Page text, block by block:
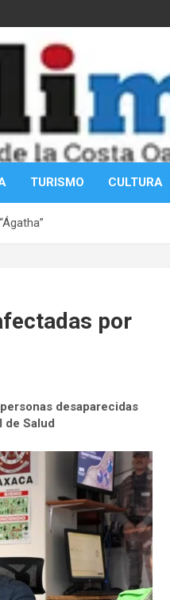
TURISMO CULTURA
por
desaparecidas
de Salud